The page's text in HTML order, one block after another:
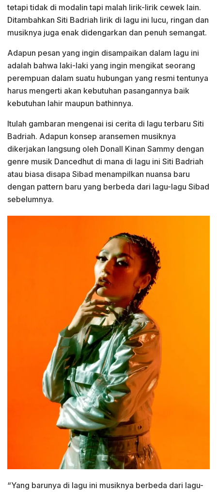
tetapi tidak di modalin tapi malah lirik-lirik cewek lain.
Ditambahkan Siti Badriah lirik di lagu ini lucu, ringan dan
musiknya juga enak didengarkan dan penuh semangat.
Adapun pesan yang ingin disampaikan dalam lagu ini
adalah bahwa laki-laki yang ingin mengikat seorang
perempuan dalam suatu hubungan yang resmi tentunya
harus mengerti akan kebutuhan pasangannya baik
kebutuhan lahir maupun bathinnya.
Itulah gambaran mengenai isi cerita di lagu terbaru Siti
Badriah. Adapun konsep aransemen musiknya
dikerjakan langsung oleh Donall Kinan Sammy dengan
genre musik Dancedhut di mana di lagu ini Siti Badriah
atau biasa disapa Sibad menampilkan nuansa baru
dengan pattern baru yang berbeda dari lagu-lagu Sibad
sebelumnya.
“Yang barunya di lagu ini musiknya berbeda dari lagu-